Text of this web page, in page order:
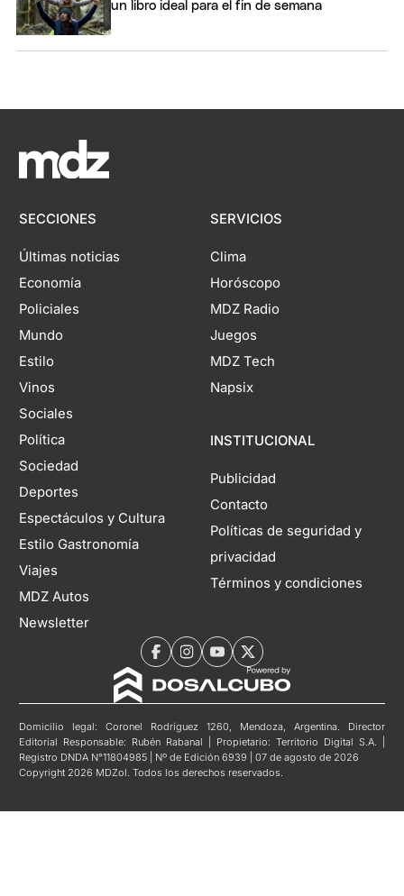
un libro ideal para el fin de semana
SECCIONES
Últimas noticias
Economía
Policiales
Mundo
Estilo
Vinos
Sociales
Política
Sociedad
Deportes
Espectáculos y Cultura
Estilo Gastronomía
Viajes
MDZ Autos
Newsletter
SERVICIOS
Clima
Horóscopo
MDZ Radio
Juegos
MDZ Tech
Napsix
INSTITUCIONAL
Publicidad
Contacto
Políticas de seguridad y
privacidad
Términos y condiciones
Domicilio legal: Coronel Rodríguez 1260, Mendoza, Argentina. Director
Editorial Responsable: Rubén Rabanal | Propietario: Territorio Digital S.A. |
Registro DNDA N°11804985 | Nº de Edición 6939 | 07 de agosto de 2026
Copyright 2026 MDZol. Todos los derechos reservados.